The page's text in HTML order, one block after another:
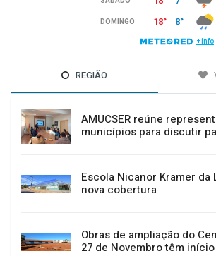
REGIÃO
AMUCSER reúne
municípios para discutir
Escola Nicanor Kramer da
nova cobertura
Obras de ampliação do
27 de Novembro têm